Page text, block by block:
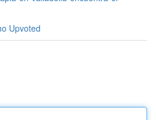
Upvoted